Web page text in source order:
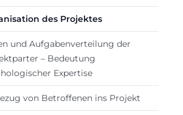
des Projektes
und Aufgabenverteilung der
– Bedeutung
Expertise
von Betroffenen ins Projekt